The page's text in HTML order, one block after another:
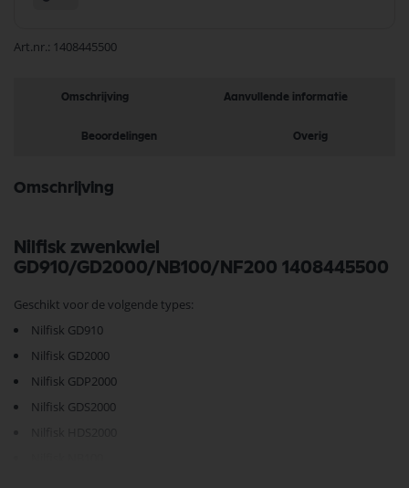
Art.nr. 1408445500
Omschrijving Aanvullende informatie
Beoordelingen Overig
Omschrijving
Nilfisk zwenkwiel
GD910/GD2000/NB100/NF200 1408445500
Geschikt voor de volgende types:
Nilfisk GD910
Nilfisk GD2000
Nilfisk GDP2000
Nilfisk GDS2000